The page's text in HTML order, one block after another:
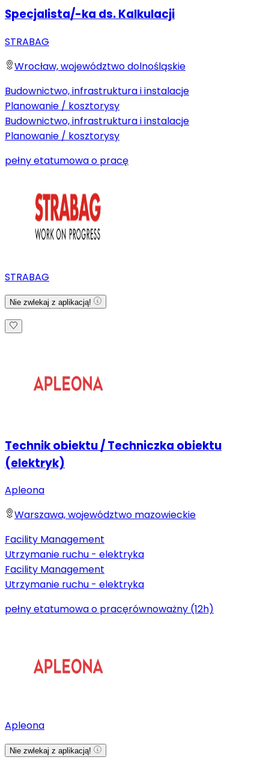
Specjalista/-ka ds. Kalkulacji
STRABAG
Wrocław, województwo dolnośląskie
Budownictwo, infrastruktura i instalacje
Planowanie / kosztorysy
Budownictwo, infrastruktura i instalacje
Planowanie / kosztorysy
pełny etatumowa o pracę
STRABAG
Nie zwlekaj z aplikacją!
Technik obiektu / Techniczka obiektu
(elektryk)
Apleona
Warszawa, województwo mazowieckie
Facility Management
Utrzymanie ruchu - elektryka
Facility Management
Utrzymanie ruchu - elektryka
pełny etatumowa o pracęrównoważny (12h)
Apleona
Nie zwlekaj z aplikacją!